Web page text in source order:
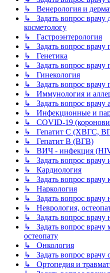
↳ Венерология и
↳ Задать вопрос врачу
косметологу
↳ Гастроэнтерология
↳ Задать вопрос врачу
↳ Генетика
↳ Задать вопрос врачу
↳ Гинекология
↳ Задать вопрос врачу
↳ Иммунология и
↳ Задать вопрос врачу
↳ Инфекционные и
↳ COVID-19
↳ Гепатит C (ХВГС,
↳ Гепатит B (ВГВ)
↳ ВИЧ - инфекция
↳ Задать вопрос врачу
↳ Кардиология
↳ Задать вопрос врачу
↳ Наркология
↳ Задать вопрос врачу
↳ Неврология,
↳ Задать вопрос врачу
↳ Задать вопрос врачу
остеопату
↳ Онкология
↳ Задать вопрос врачу
↳ Ортопедия и